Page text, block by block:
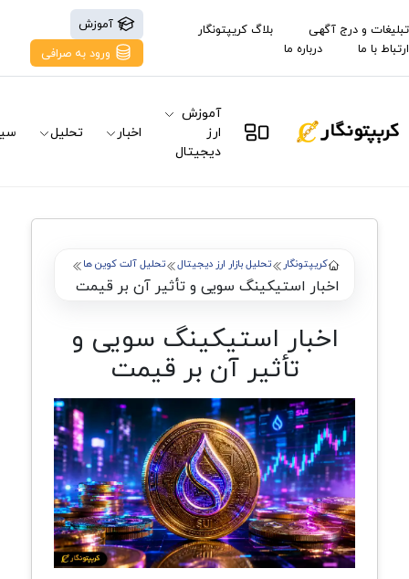
تبلیغات و درج آگهی
بلاگ کریپتونگار
ارتباط با ما
درباره ما
آموزش
ورود به صرافی
آموزش
ارز
دیجیتال
اخبار تحلیل
کریپتونگار تحلیل بازار ارز دیجیتال تحلیل آلت کوین ها
اخبار استیکینگ سویی و تأثیر آن بر قیمت
اخبار استیکینگ سویی و
تأثیر آن بر قیمت